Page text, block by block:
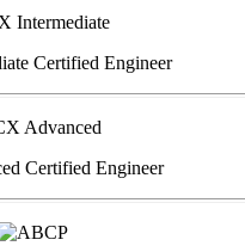
Certified Engineer
Certified Engineer